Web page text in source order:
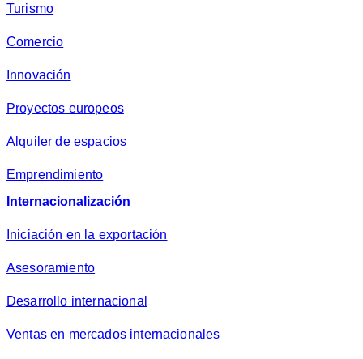
Turismo
Comercio
Innovación
Proyectos europeos
Alquiler de espacios
Emprendimiento
Internacionalización
Iniciación en la exportación
Asesoramiento
Desarrollo internacional
Ventas en mercados internacionales